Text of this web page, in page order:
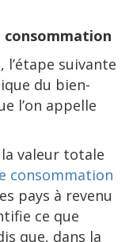
consommation
l’étape suivante
du bien-
l’on appelle
valeur totale
consommation
pays à revenu
ce que
que, dans la